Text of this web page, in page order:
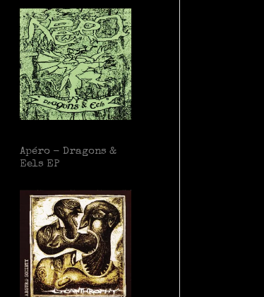
Apéro - Dragons &
Eels EP